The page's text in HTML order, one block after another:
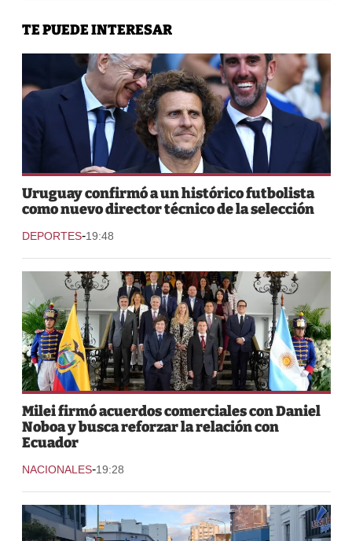
TE PUEDE INTERESAR
Uruguay confirmó a un histórico futbolista
como nuevo director técnico de la selección
DEPORTES-19:48
Milei firmó acuerdos comerciales con Daniel
Noboa y busca reforzar la relación con
Ecuador
NACIONALES-19:28